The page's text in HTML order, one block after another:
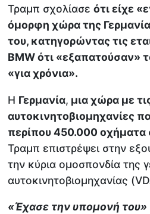
Τραμπ σχολίασεότι είχε
όμορφη χώρα της
του, κατηγορώντας τις
BMW ότι «εξαπατούσαν»
«για χρόνια».
Η Γερμανία, μια χώρα με
αυτοκινητοβιομηχανίες
περίπου 450.000 οχήματα
Τραμπ επιστρέψει στην
την κύρια ομοσπονδία της
αυτοκινητοβιομηχανίας
«Έχασε την υπομονή του»